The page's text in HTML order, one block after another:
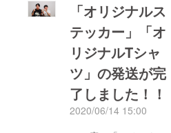
「オリジナルス
テッカー」「オ
リジナルTシャ
ツ」の発送が完
了しました！！
2020/06/14 15:00